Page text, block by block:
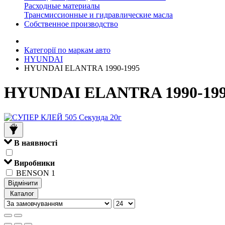
Расходные материалы
Трансмиссионные и гидравлические масла
Собственное производство
Категорії по маркам авто
HYUNDAI
HYUNDAI ELANTRA 1990-1995
HYUNDAI ELANTRA 1990-
В наявності
Виробники
BENSON 1
Відмінити
Каталог